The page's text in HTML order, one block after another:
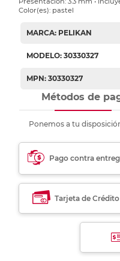
Color(es): pastel
MARCA: PELIKAN
MODELO: 30330327
MPN: 30330327
Métodos de
Ponemos a tu
Pago contra
Tarjeta de Crédito